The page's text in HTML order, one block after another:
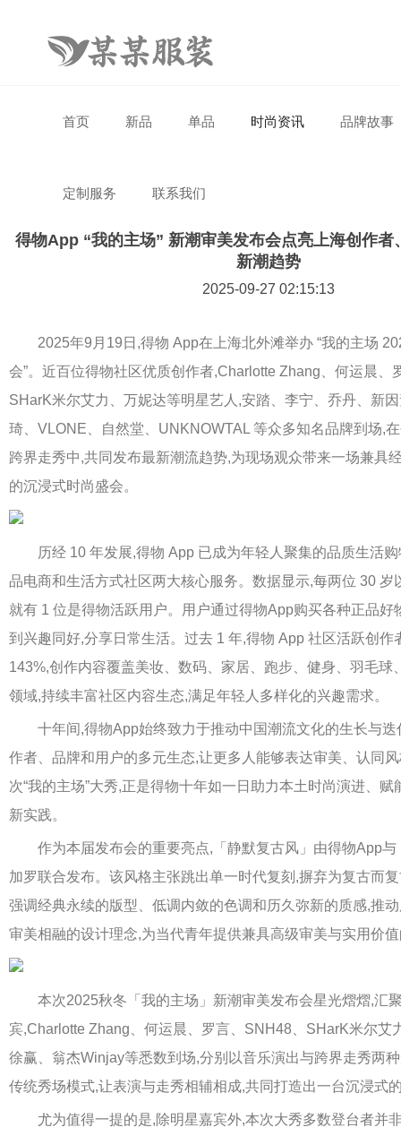
首页 新品 单品 时尚资讯 品牌故事
定制服务 联系我们
得物App “我的主场” 新潮审美发布会点亮上海创作者
新潮趋势
2025-09-27 02:15:13
2025年9月19日,得物 App在上海北外滩举办 “我的主场
会”。近百位得物社区优质创作者,Charlotte Zhang、何运晨、
SHarK米尔艾力、万妮达等明星艺人,安踏、李宁、乔丹、新
琦、VLONE、自然堂、UNKNOWTAL 等众多知名品牌到场,
跨界走秀中,共同发布最新潮流趋势,为现场观众带来一场兼具
的沉浸式时尚盛会。
历经 10 年发展,得物 App 已成为年轻人聚集的品质生活购
品电商和生活方式社区两大核心服务。数据显示,每两位 30 岁
就有 1 位是得物活跃用户。用户通过得物App购买各种正品好
到兴趣同好,分享日常生活。过去 1 年,得物 App 社区活跃创作
143%,创作内容覆盖美妆、数码、家居、跑步、健身、羽毛球
领域,持续丰富社区内容生态,满足年轻人多样化的兴趣需求。
十年间,得物App始终致力于推动中国潮流文化的生长与迭
作者、品牌和用户的多元生态,让更多人能够表达审美、认同
次“我的主场”大秀,正是得物十年如一日助力本土时尚演进、
新实践。
作为本届发布会的重要亮点,「静默复古风」由得物App与
加罗联合发布。该风格主张跳出单一时代复刻,摒弃为复古而
强调经典永续的版型、低调内敛的色调和历久弥新的质感,推
审美相融的设计理念,为当代青年提供兼具高级审美与实用价
本次2025秋冬「我的主场」新潮审美发布会星光熠熠,汇
宾,Charlotte Zhang、何运晨、罗言、SNH48、SHarK米尔艾
徐赢、翁杰Winjay等悉数到场,分别以音乐演出与跨界走秀两
传统秀场模式,让表演与走秀相辅相成,共同打造出一台沉浸式
尤为值得一提的是,除明星嘉宾外,本次大秀多数登台者并